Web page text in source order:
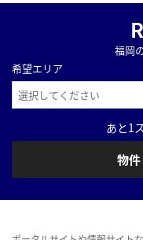
福岡
希望エリア
あと1
物